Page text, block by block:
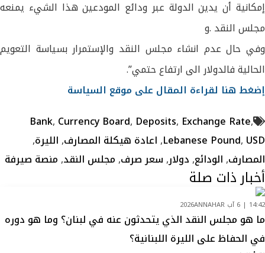
إمكانية أن يدين الدولة عبر ودائع المودعين هذا الشيء يمنعه
مجلس النقد .و
وفي حال عدم انشاء مجلس النقد والإستمرار بسياسة التعويم
الحالية فالدولار الى ارتفاع حتمي”.
إضغط هنا لقراءة المقال على موقع السياسة
Bank, Currency Board, Deposits, Exchange Rate,
Lebanese Pound, USD
,اعادة هيكلة المصارف,الليرة,
المصارف,الودائع,دولار,سعر صرف,مجلس النقد,منصة صيرفة
أخبار ذات صلة
14:42 | 6 آب 2026 ANNAHAR
ما هو مجلس النقد الذي يتحدثون عنه في لبنان؟ وما هو دوره
في الحفاظ على الليرة اللبنانية؟